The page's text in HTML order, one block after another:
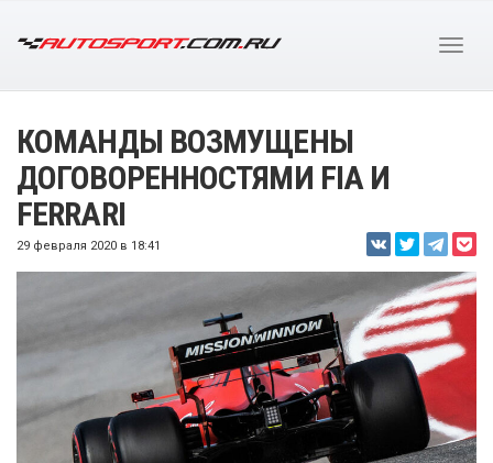
КОМАНДЫ ВОЗМУЩЕНЫ
ДОГОВОРЕННОСТЯМИ FIA И
FERRARI
29 февраля 2020 в 18:41